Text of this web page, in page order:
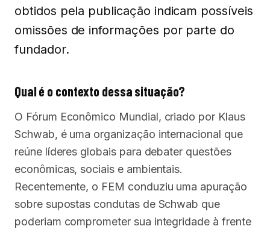
obtidos pela publicação indicam possíveis
omissões de informações por parte do
fundador.
Qual é o contexto dessa situação?
O Fórum Econômico Mundial, criado por Klaus
Schwab, é uma organização internacional que
reúne líderes globais para debater questões
econômicas, sociais e ambientais.
Recentemente, o FEM conduziu uma apuração
sobre supostas condutas de Schwab que
poderiam comprometer sua integridade à frente